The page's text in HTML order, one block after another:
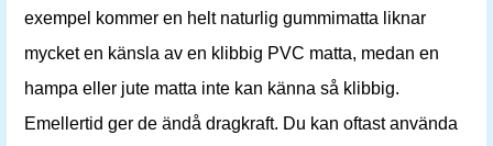
exempel kommer en helt naturlig gummimatta liknar
mycket en känsla av en klibbig PVC matta, medan en
hampa eller jute matta inte kan känna så klibbig.
Emellertid ger de ändå dragkraft. Du kan oftast använda